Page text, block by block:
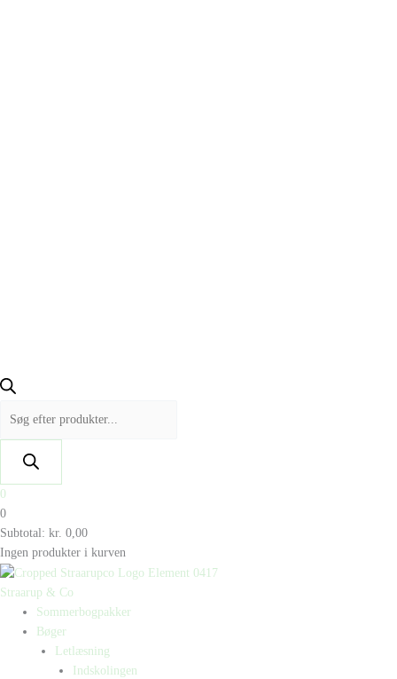
0
0
Subtotal: kr. 0,00
Ingen produkter i kurven
Straarup & Co
Sommerbogpakker
Bøger
Letlæsning
Indskolingen